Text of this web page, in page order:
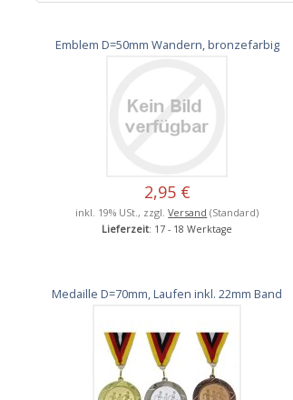
Emblem D=50mm Wandern, bronzefarbig
2,95 €
inkl. 19% USt., zzgl.Versand (Standard)
Lieferzeit: 17 - 18 Werktage
Medaille D=70mm, Laufen inkl. 22mm Band